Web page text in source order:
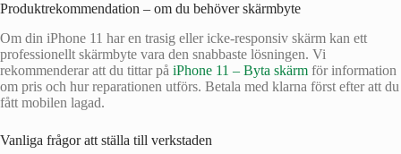
Produktrekommendation – om du behöver skärmbyte
Om din iPhone 11 har en trasig eller icke‑responsiv skärm kan ett
professionellt skärmbyte vara den snabbaste lösningen. Vi
rekommenderar att du tittar på iPhone 11 – Byta skärm för information
om pris och hur reparationen utförs. Betala med klarna först efter att du
fått mobilen lagad.
Vanliga frågor att ställa till verkstaden